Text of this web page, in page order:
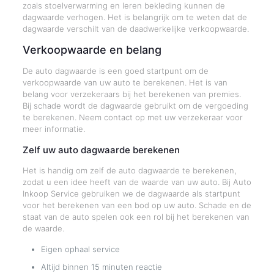
zoals stoelverwarming en leren bekleding kunnen de
dagwaarde verhogen. Het is belangrijk om te weten dat de
dagwaarde verschilt van de daadwerkelijke verkoopwaarde.
Verkoopwaarde en belang
De auto dagwaarde is een goed startpunt om de
verkoopwaarde van uw auto te berekenen. Het is van
belang voor verzekeraars bij het berekenen van premies.
Bij schade wordt de dagwaarde gebruikt om de vergoeding
te berekenen. Neem contact op met uw verzekeraar voor
meer informatie.
Zelf uw auto dagwaarde berekenen
Het is handig om zelf de auto dagwaarde te berekenen,
zodat u een idee heeft van de waarde van uw auto. Bij Auto
Inkoop Service gebruiken we de dagwaarde als startpunt
voor het berekenen van een bod op uw auto. Schade en de
staat van de auto spelen ook een rol bij het berekenen van
de waarde.
Eigen ophaal service
Altijd binnen 15 minuten reactie